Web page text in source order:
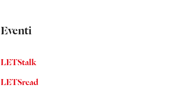
Eventi
LETStalk
LETSread